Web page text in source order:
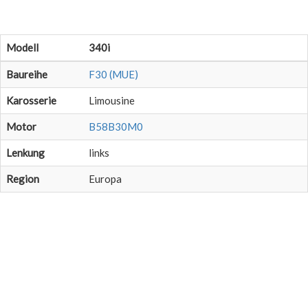
Modell 340i
Baureihe F30 (MUE)
Karosserie Limousine
Motor B58B30M0
Lenkung links
Region Europa